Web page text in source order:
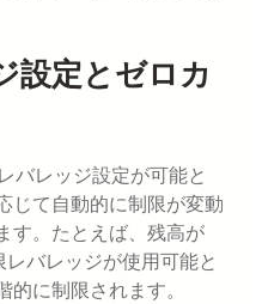
設定とゼロカ
バレッジ設定が可能と
じて自動的に制限が変動
す。たとえば、残高が
バレッジが使用可能と
に制限されます。